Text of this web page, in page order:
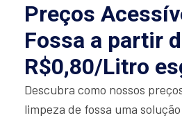
Preços
Fossa a partir
R$0,80/Litro
Descubra como nossos
limpeza de fossa uma